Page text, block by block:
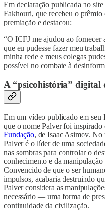
Em declaração publicada no
Fakhouri, que recebeu o prêmio
premiação e destacou:
“O ICFJ me ajudou ao fornecer
que eu pudesse fazer meu
minha rede e meus colegas
possível no combate à
A “psicohistória” digital
Em um vídeo publicado em
que o nome Palver foi inspirado
Fundação, de Isaac Asimov. No
Palver é o líder de uma
nas sombras para controlar o
conhecimento e da manipulação
Convencido de que o ser
impulsos, acabaria destruindo
Palver considera as
necessário — uma forma de
continuidade da civilização.